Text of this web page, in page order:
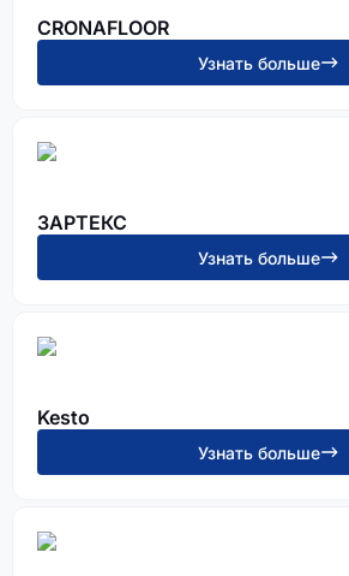
CRONAFLOOR
Узнать больше
ЗАРТЕКС
Узнать больше
Kesto
Узнать больше